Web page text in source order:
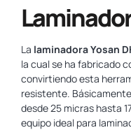
La laminadora Yosan
la cual se ha fabricado
convirtiendo esta
resistente.
desde 25 micras hasta
equipo ideal para